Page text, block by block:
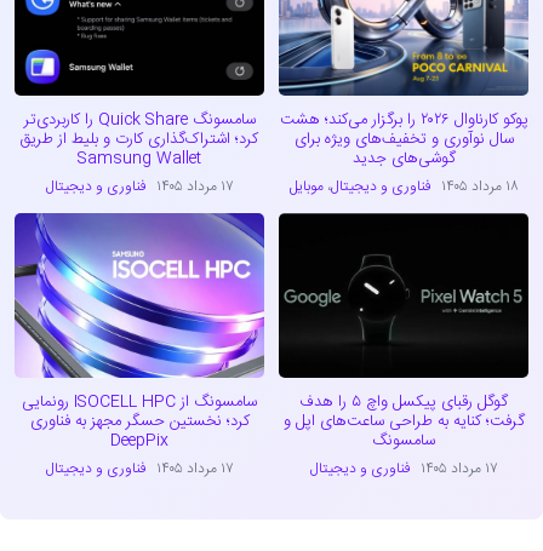
پوکو کارناوال ۲۰۲۶ را برگزار می‌کند؛ هشت
سال نوآوری و تخفیف‌های ویژه برای
گوشی‌های جدید
۱۸ مرداد ۱۴۰۵ فناوری و دیجیتال،موبایل
سامسونگ Quick Share را کاربردی‌تر
کرد؛ اشتراک‌گذاری کارت و بلیط از طریق
Samsung Wallet
۱۷ مرداد ۱۴۰۵ فناوری و دیجیتال
گوگل رقبای پیکسل واچ ۵ را هدف
گرفت؛ کنایه به طراحی ساعت‌های اپل و
سامسونگ
۱۷ مرداد ۱۴۰۵ فناوری و دیجیتال
سامسونگ از ISOCELL HPC رونمایی
کرد؛ نخستین حسگر مجهز به فناوری
DeepPix
۱۷ مرداد ۱۴۰۵ فناوری و دیجیتال